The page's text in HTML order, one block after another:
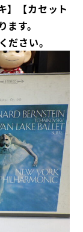
】【カセット
す。
ださい。